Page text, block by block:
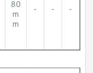
80
m
m
- - -